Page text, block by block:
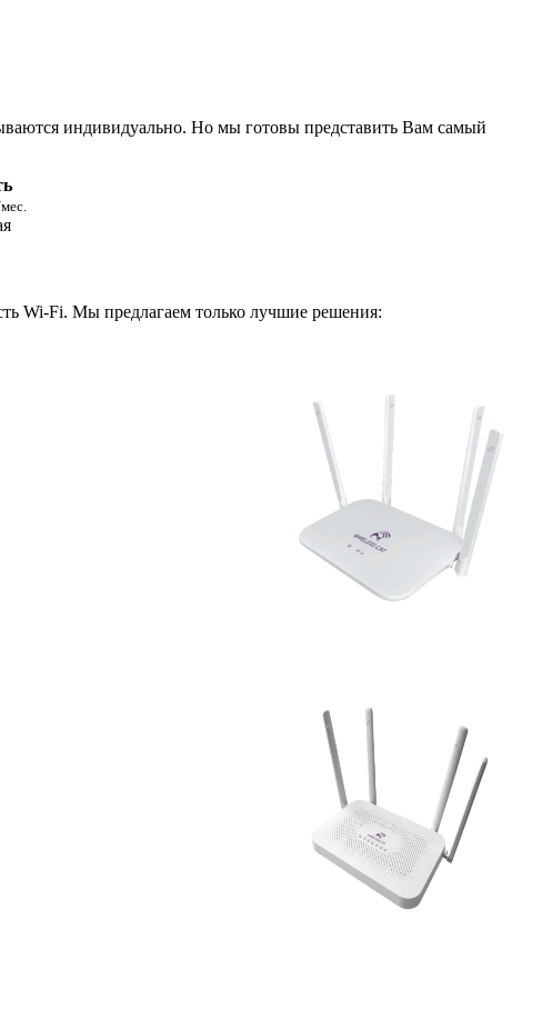
индивидуально. Но мы готовы представить Вам самый
Wi-Fi. Мы предлагаем только лучшие решения: